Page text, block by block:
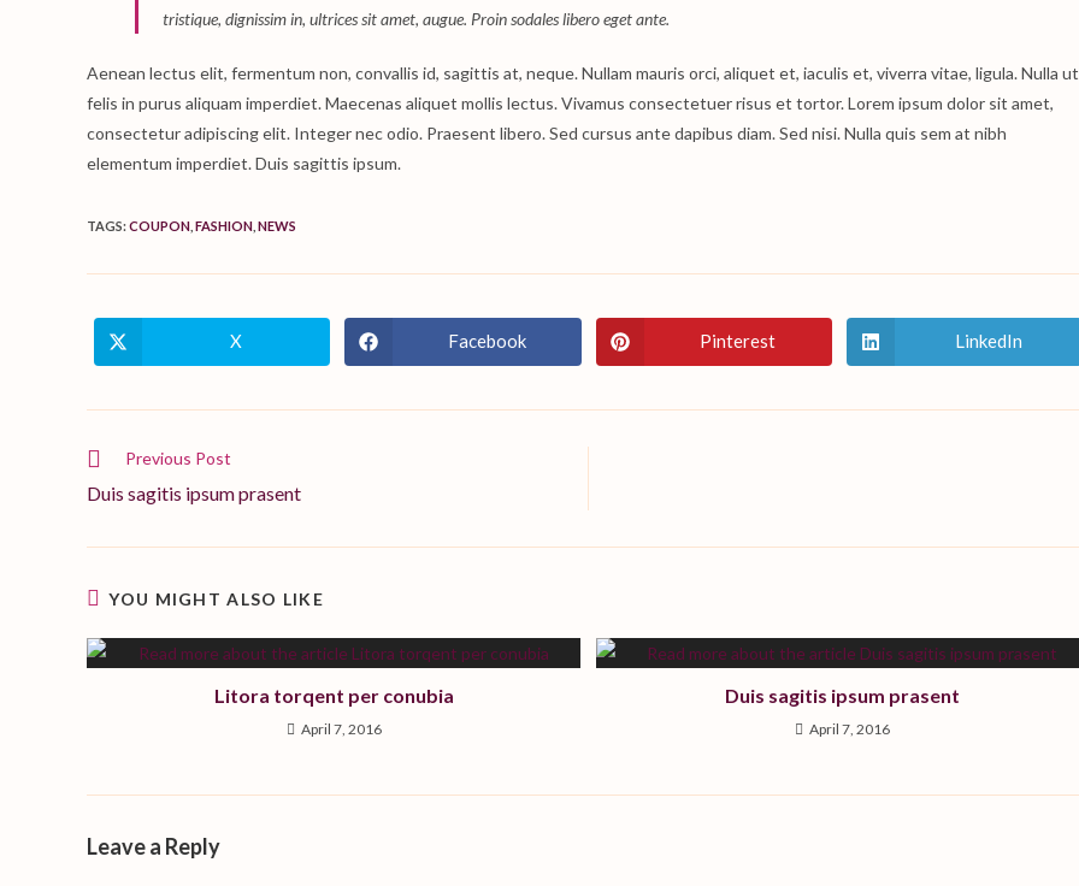
tristique, dignissim in, ultrices sit amet, augue. Proin sodales libero eget ante.
Aenean lectus elit, fermentum non, convallis id, sagittis at, neque. Nullam mauris orci, aliquet et, iaculis et, viverra vitae, ligula. Nulla ut
felis in purus aliquam imperdiet. Maecenas aliquet mollis lectus. Vivamus consectetuer risus et tortor. Lorem ipsum dolor sit amet,
consectetur adipiscing elit. Integer nec odio. Praesent libero. Sed cursus ante dapibus diam. Sed nisi. Nulla quis sem at nibh
elementum imperdiet. Duis sagittis ipsum.
TAGS:COUPON FASHION NEWS
Opens
in
window
X
Opens
in
window
Facebook
Opens
in
window
Pinterest
Opens
in
window
LinkedIn
Read
articles
Previous Post
Duis sagitis ipsum prasent
YOU MIGHT ALSO LIKE
Litora torqent per conubia
April 7, 2016
Duis sagitis ipsum prasent
April 7, 2016
Leave a Reply